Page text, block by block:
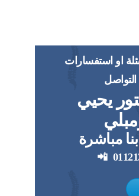
او استفسارات
يحيي
مباشرة
📲